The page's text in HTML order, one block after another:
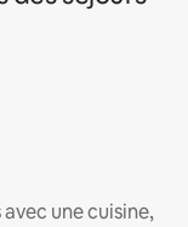
une cuisine,